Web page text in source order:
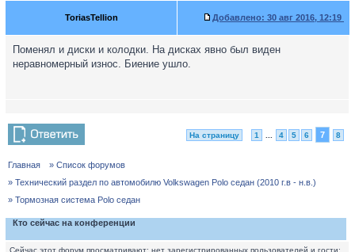
ToriasTellion Добавлено: 30 авг 2016, 12:19
Поменял и диски и колодки. На дисках явно был виден
неравномерный износ. Биение ушло.
На страницу 1 4 5 6 7 8
Главная
» Список форумов
» Технический раздел по автомобилю Volkswagen Polo седан (2010 г.в - н.в.)
» Тормозная система Polo седан
Кто сейчас на конференции
Сейчас этот форум просматривают: нет зарегистрированных пользователей и гости: